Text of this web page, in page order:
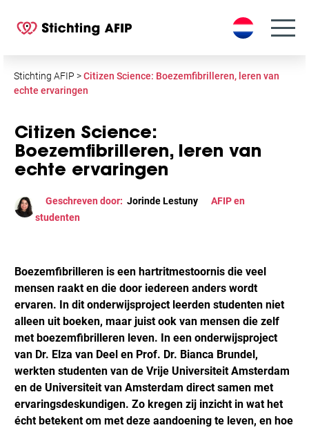
Stichting AFIP >Citizen Science: Boezemfibrilleren, leren van
echte ervaringen
Citizen Science:
Boezemfibrilleren, leren van
echte ervaringen
Geschreven door: Jorinde Lestuny
AFIP en
studenten
Boezemfibrilleren is een hartritmestoornis die veel
mensen raakt en die door iedereen anders wordt
ervaren. In dit onderwijsproject leerden studenten niet
alleen uit boeken, maar juist ook van mensen die zelf
met boezemfibrilleren leven. In een onderwijsproject
van Dr. Elza van Deel en Prof. Dr. Bianca Brundel,
werkten studenten van de Vrije Universiteit Amsterdam
en de Universiteit van Amsterdam direct samen met
ervaringsdeskundigen. Zo kregen zij inzicht in wat het
écht betekent om met deze aandoening te leven, en hoe